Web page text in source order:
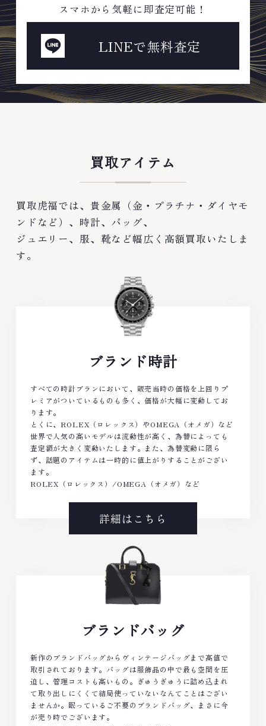
スマホから気軽に即査定可能！
LINEで無料査定
買取アイテム
買取虎福では、貴金属（金・プラチナ・ダイヤモ
ンドなど）、時計、バッグ、
ジュエリー、服、靴など幅広く高額買取いたしま
す。
ブランド時計
すべての時計ブランにおいて、販売当時の価格を上回りプ
レミアがついているものも多く、価格が大幅に変動してお
ります。
とくに、ROLEX（ロレックス）やOMEGA（オメガ）など
世界で人気の高いモデルは流動性が高く、為替によっても
査定額が大きく変動いたします。また、為替変動に限ら
ず、話題のアイテムは一時的に値上がりすることがござい
ます。
ROLEX（ロレックス）/OMEGA（オメガ）など
詳細はこちら
ブランドバッグ
新作のブランドバッグからヴィンテージバッグまで高値で
取引されております。バッグは服飾品の中で最も空間を圧
迫し、管理コストも高いもの。ぎゅうぎゅうに詰め込まれ
て取り出しにくくて結局使っていないなんてことはござい
ませんか。眠っているご不要のブランドバッグ、まさに今
が売り時でございます。